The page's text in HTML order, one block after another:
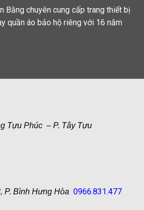
Bằng chuyên cung cấp trang thiết bị
quần áo bảo hộ riêng với 16 năm
Tựu Phúc – P. Tây Tựu
P. Bình Hưng Hòa 0966.831.477